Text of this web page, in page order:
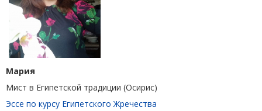
Мария
Мист в Египетской традиции (Осирис)
Эссе по курсу Египетского Жречества